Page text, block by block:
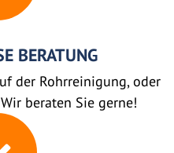
BERATUNG
der Rohrreinigung, oder
beraten Sie gerne!